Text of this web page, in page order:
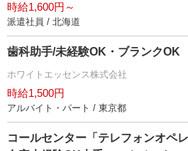
時給1,600円～
派遣社員 / 北海道
歯科助手/未経験OK・ブランクOK
ホワイトエッセンス株式会社
時給1,500円
アルバイト・パート / 東京都
コールセンター「テレフォンオペ